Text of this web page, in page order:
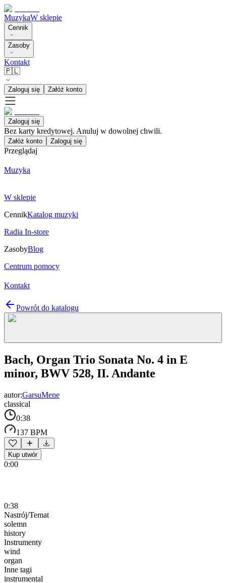
MuzykaW sklepie
Cennik
Zasoby
Kontakt
🇵🇱
Zaloguj się Załóż konto
Zaloguj się
Bez karty kredytowej. Anuluj w dowolnej chwili.
Załóż konto Zaloguj się
Przeglądaj
Muzyka
W sklepie
CennikKatalog muzyki
Radia In-store
ZasobyBlog
Centrum pomocy
Kontakt
Powrót do katalogu
Bach, Organ Trio Sonata No. 4 in E
minor, BWV 528, II. Andante
autor:GarsuMene
classical
0:38
137 BPM
Kup utwór
0:00
0:38
Nastrój/Temat
solemn
history
Instrumenty
wind
organ
Inne tagi
instrumental